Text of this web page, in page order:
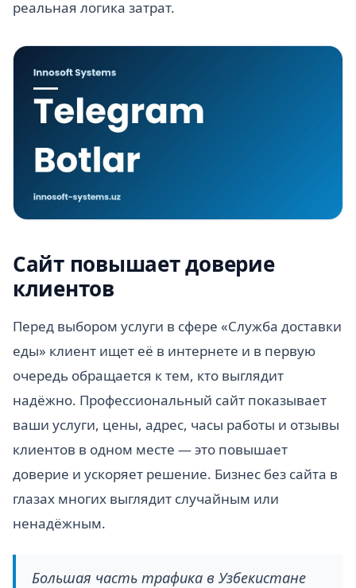
реальная логика затрат.
Сайт повышает доверие
клиентов
Перед выбором услуги в сфере «Служба доставки
еды» клиент ищет её в интернете и в первую
очередь обращается к тем, кто выглядит
надёжно. Профессиональный сайт показывает
ваши услуги, цены, адрес, часы работы и отзывы
клиентов в одном месте — это повышает
доверие и ускоряет решение. Бизнес без сайта в
глазах многих выглядит случайным или
ненадёжным.
Большая часть трафика в Узбекистане